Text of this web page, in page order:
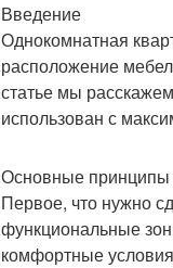
Введение
Однокомнатная
расположение
статье мы
использован с
Основные принципы
Первое, что нужно
функциональные
комфортные